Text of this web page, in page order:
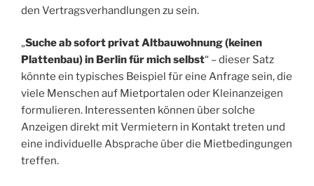
den Vertragsverhandlungen zu sein.
„Suche ab sofort privat Altbauwohnung (keinen
Plattenbau) in Berlin für mich selbst“ – dieser Satz
könnte ein typisches Beispiel für eine Anfrage sein, die
viele Menschen auf Mietportalen oder Kleinanzeigen
formulieren. Interessenten können über solche
Anzeigen direkt mit Vermietern in Kontakt treten und
eine individuelle Absprache über die Mietbedingungen
treffen.